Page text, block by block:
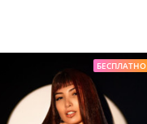
БЕСПЛАТНО